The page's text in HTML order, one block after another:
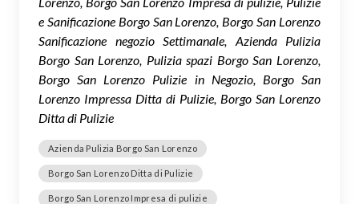
e Sanificazione Borgo San Lorenzo, Borgo San Lorenzo
Sanificazione negozio Settimanale, Azienda Pulizia
Borgo San Lorenzo, Pulizia spazi Borgo San Lorenzo,
Borgo San Lorenzo Pulizie in Negozio, Borgo San
Lorenzo Impressa Ditta di Pulizie, Borgo San Lorenzo
Ditta di Pulizie
Azienda Pulizia Borgo San Lorenzo
Borgo San Lorenzo Ditta di Pulizie
Borgo San Lorenzo Impresa di pulizie